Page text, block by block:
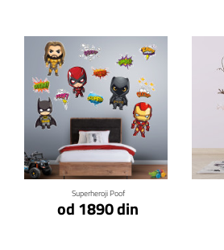
Superheroji Poof
od 1890 din
Klikni za detalje